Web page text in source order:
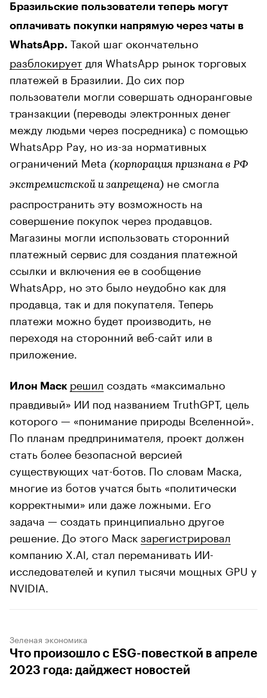
Бразильские пользователи теперь могут
оплачивать покупки напрямую через чаты в
WhatsApp. Такой шаг окончательно
разблокирует для WhatsApp рынок торговых
платежей в Бразилии. До сих пор
пользователи могли совершать одноранговые
транзакции (переводы электронных денег
между людьми через посредника) с помощью
WhatsApp Pay, но из-за нормативных
ограничений Meta (корпорация признана в РФ
экстремистской и запрещена) не смогла
распространить эту возможность на
совершение покупок через продавцов.
Магазины могли использовать сторонний
платежный сервис для создания платежной
ссылки и включения ее в сообщение
WhatsApp, но это было неудобно как для
продавца, так и для покупателя. Теперь
платежи можно будет производить, не
переходя на сторонний веб-сайт или в
приложение.
Илон Маск решил создать «максимально
правдивый» ИИ под названием TruthGPT, цель
которого — «понимание природы Вселенной».
По планам предпринимателя, проект должен
стать более безопасной версией
существующих чат-ботов. По словам Маска,
многие из ботов учатся быть «политически
корректными» или даже ложными. Его
задача — создать принципиально другое
решение. До этого Маскзарегистрировал
компанию X.AI, стал переманивать ИИ-
исследователей и купил тысячи мощных GPU у
NVIDIA.
Зеленая экономика
Что произошло с ESG-повесткой в апреле
2023 года: дайджест новостей